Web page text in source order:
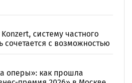
систему частного
сочетается с возможностью
оперы»: как прошла